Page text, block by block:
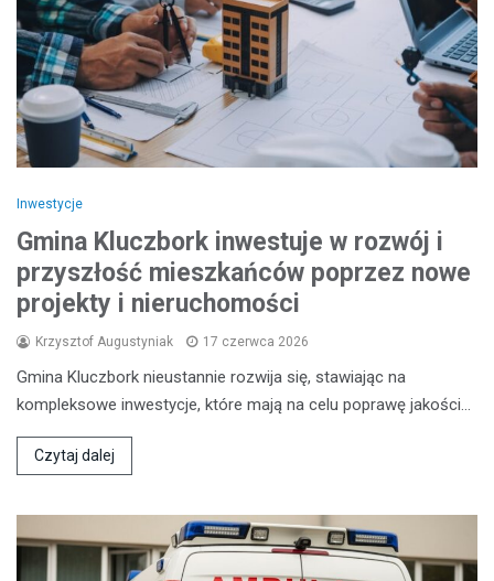
Inwestycje
Gmina Kluczbork inwestuje w rozwój i
przyszłość mieszkańców poprzez nowe
projekty i nieruchomości
Krzysztof Augustyniak 17 czerwca 2026
Gmina Kluczbork nieustannie rozwija się, stawiając na
kompleksowe inwestycje, które mają na celu poprawę jakości…
Czytaj dalej